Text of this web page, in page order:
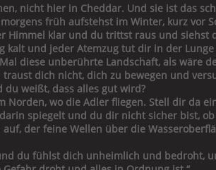
nicht hier in Cheddar. Und sie ist das
früh aufstehst im Winter, kurz vor
Himmel klar und du trittst raus und siehst
kalt und jeder Atemzug tut dir in der
diese unberührte Landschaft, als wäre
dich nicht, dich zu bewegen und
weißt, dass alles gut wird?
Norden, wo die Adler fliegen. Stell dir da
spiegelt und du dir nicht sicher bist,
der feine Wellen über die
du fühlst dich unheimlich und bedroht,